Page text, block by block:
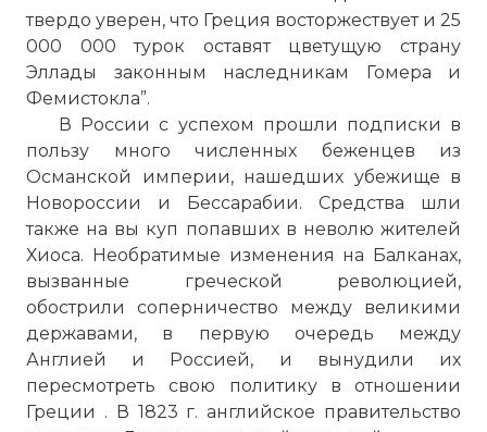
твердо уверен, что Греция восторжествует и 25
000 000 турок оставят цветущую страну
Эллады законным наследникам Гомера и
Фемистокла”.
В России с успехом прошли подписки в
пользу много численных беженцев из
Османской империи, нашедших убежище в
Новороссии и Бессарабии. Средства шли
также на вы куп попавших в неволю жителей
Хиоса. Необратимые изменения на Балканах,
вызванные греческой революцией,
обострили соперничество между великими
державами, в первую очередь между
Англией и Россией, и вынудили их
пересмотреть свою политику в отношении
Греции . В 1823 г. английское правительство